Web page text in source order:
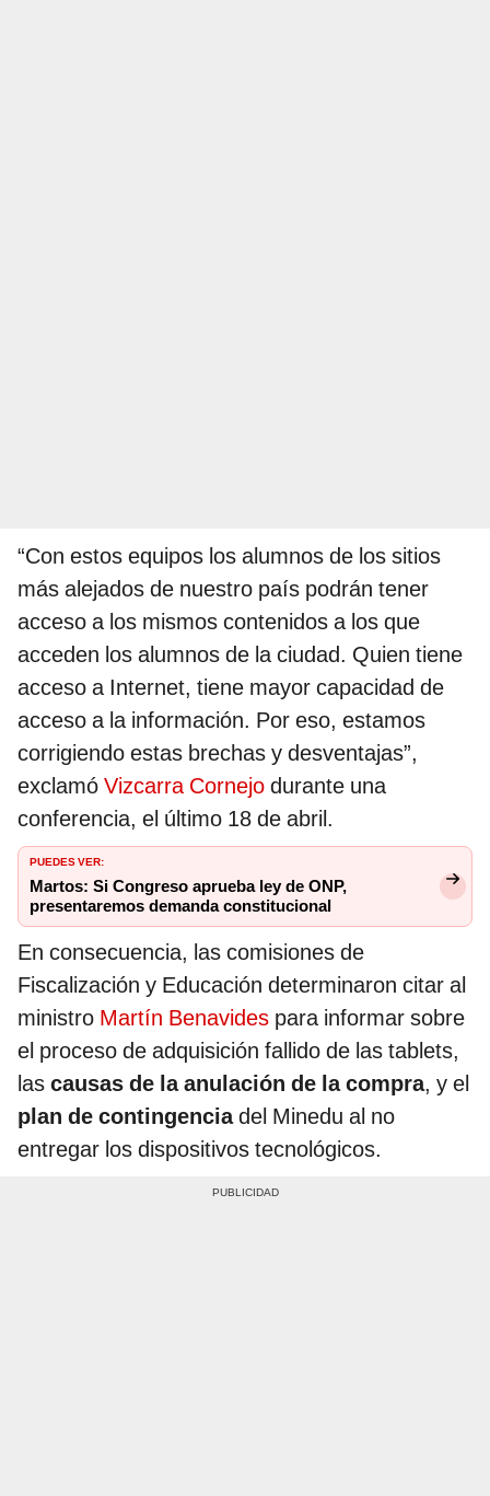
“Con estos equipos los alumnos de los sitios
más alejados de nuestro país podrán tener
acceso a los mismos contenidos a los que
acceden los alumnos de la ciudad. Quien tiene
acceso a Internet, tiene mayor capacidad de
acceso a la información. Por eso, estamos
corrigiendo estas brechas y desventajas”,
exclamó Vizcarra Cornejo durante una
conferencia, el último 18 de abril.
PUEDES VER:
Martos: Si Congreso aprueba ley de ONP,
presentaremos demanda constitucional
En consecuencia, las comisiones de
Fiscalización y Educación determinaron citar al
ministro Martín Benavides para informar sobre
el proceso de adquisición fallido de las tablets,
las causas de la anulación de la compra, y el
plan de contingenciadel Minedu al no
entregar los dispositivos tecnológicos.